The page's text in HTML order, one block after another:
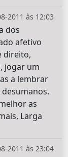
2011 às 12:03
dos
afetivo
direito,
jogar um
a lembrar
as
Larga
2011 às 23:04